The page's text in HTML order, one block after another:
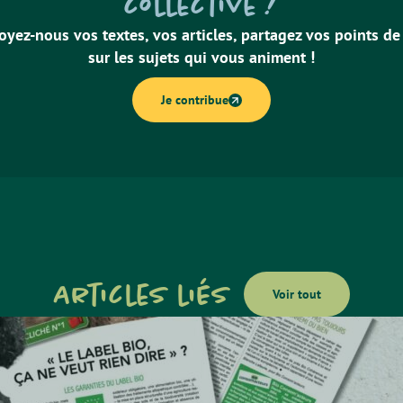
nous vos textes, vos articles, partagez vos points
sur les sujets qui vous animent !
Je contribue
Articles liés Voir tout